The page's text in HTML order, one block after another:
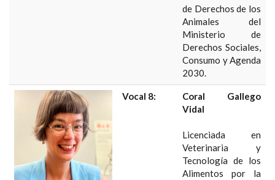
de Derechos de los
Animales del
Ministerio de
Derechos Sociales,
Consumo y Agenda
2030.
Vocal 8:
Coral Gallego
Vidal
Licenciada en
Veterinaria y
Tecnología de los
Alimentos por la